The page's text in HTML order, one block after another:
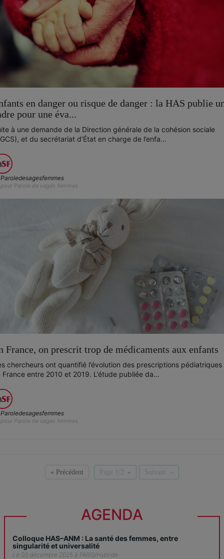
en danger ou risque de danger : la HAS publie
pour une éva...
à une demande de la Direction générale de la cohésion sociale
et du secrétariat d’État en charge de l’enfa...
Paroledesagesfemmes
pour Parole de sages femmes
France, on prescrit trop de médicaments aux enfants
chercheurs ont quantifié l’évolution des prescriptions pédiatriques
France entre 2010 et 2019. L’étude publiée da...
Paroledesagesfemmes
pour Parole de sages femmes
« Précédent Page 1/2 Suivant »
AGENDA
Colloque HAS–ANM : La santé des femmes, entre
singularité et universalité
Le 03 décembre 2025 à PARIS/Hybride